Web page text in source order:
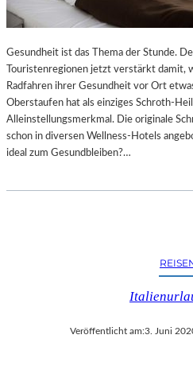
Gesundheit ist das Thema der Stunde.
Touristenregionen jetzt verstärkt damit,
Radfahren ihrer Gesundheit vor Ort
Oberstaufen hat als einziges Schroth-
Alleinstellungsmerkmal. Die originale
schon in diversen Wellness-Hotels
ideal zum Gesundbleiben?…
Veröffentlicht am:3. Juni